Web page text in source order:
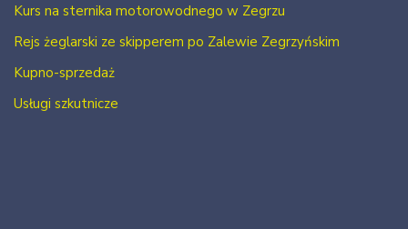
Kurs na sternika motorowodnego w Zegrzu
Rejs żeglarski ze skipperem po Zalewie Zegrzyńskim
Kupno-sprzedaż
Usługi szkutnicze